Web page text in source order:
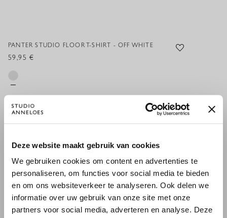
Deze website maakt gebruik van cookies
We gebruiken cookies om content en advertenties te
personaliseren, om functies voor social media te bieden
en om ons websiteverkeer te analyseren. Ook delen we
informatie over uw gebruik van onze site met onze
partners voor social media, adverteren en analyse. Deze
PANTER STUDIO FLOOR T-SHIRT - OFF WHITE
59,95 €
HINZUFÜGEN
PASSENDE PRODUKTE
WILLKOMMEN BEI STUDIO
ANNELOES
Es scheint, dass du uns von einem anderen Land aus